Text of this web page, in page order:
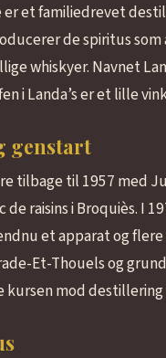
er et familiedrevet
de spiritus
whiskyer. Navnet
i Landa’s er et lille
genstart
tilbage til 1957 med
de raisins i Broquiès. I
et apparat og
Et-Thouels og
mod destillering